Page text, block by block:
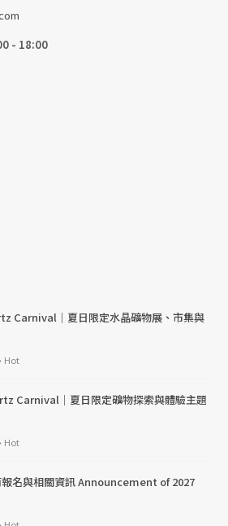
- 18:00
Carnival｜夏日限定水晶礦物展、市集與
Hot
Carnival｜夏日限定礦物探索與體驗主題
Hot
報名與相關資訊 Announcement of 2027